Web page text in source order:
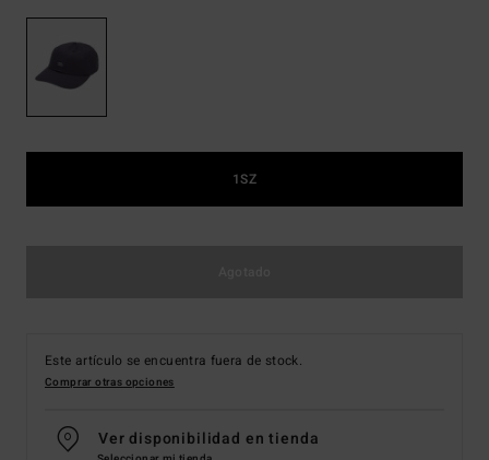
1SZ
Este artículo se encuentra fuera de stock.
Comprar otras opciones
Ver disponibilidad en tienda